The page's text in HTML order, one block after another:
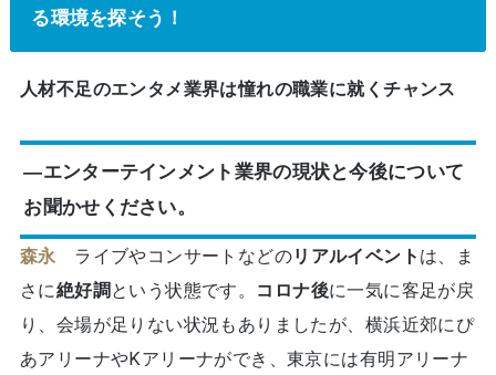
る環境を探そう！
人材不足のエンタメ業界は憧れの職業に就くチャンス
―エンターテインメント業界の現状と今後について
お聞かせください。
森永 ライブやコンサートなどのリアルイベント は、ま
さに絶好調 という状態です。 コロナ後に一気に客足が戻
り、会場が足りない状況もありましたが、横浜近郊にぴ
あアリーナやKアリーナができ、東京には有明アリーナ